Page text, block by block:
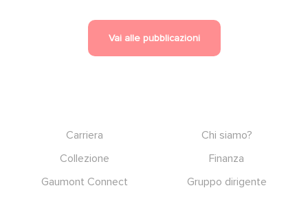
Vai alle pubblicazioni
Carriera
Chi siamo?
Collezione
Finanza
Gaumont Connect
Gruppo dirigente